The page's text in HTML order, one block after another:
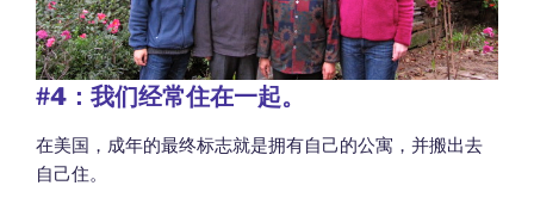
#4 ：我们经常住在一起。
在美国，成年的最终标志就是拥有自己的公寓，并搬出去
自己住。